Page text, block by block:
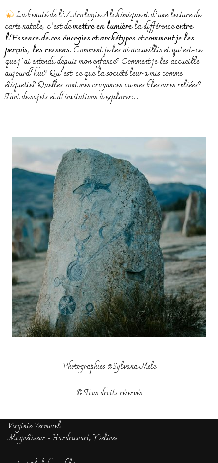
La beauté de l’Astrologie Alchimique et d’une lecture de
carte natale, c’est demettre en lumièrela différenceentre
l’Essence de ces énergies et archétypesetcomment je les
perçois, les ressens. Comment je les ai accueillis et qu’est-ce
que j’ai entendu depuis mon enfance? Comment je les accueille
aujourd’hui? Qu’est-ce que la société leur a mis comme
étiquette? Quelles sont mes croyances ou mes blessures reliées?
Tant de sujets et d’invitations à explorer…
Photographies @Sylvana Mele
© Tous droits réservés
Virginie Vermorel
Magnétiseur - Hardricourt, Yvelines